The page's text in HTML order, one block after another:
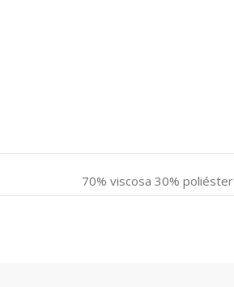
70% viscosa 30% poliéster